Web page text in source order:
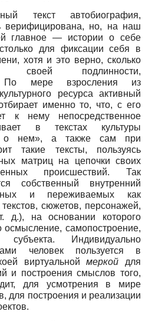
текст автобиография,
верифицирована, но, на наш
главное — истории о себе
для фиксации себя в
хотя и это верно, сколько
своей подлинности,
По мере взросления из
ресурса активный
именно то, что, с его
к нему непосредственное
в текстах культуры
о нем», а также сам при
такие тексты, пользуясь
матриц на цепочки своих
происшествий. Так
собственный внутренний
и переживаемых как
сюжетов, персонажей,
д.), на основании которого
осмысление, самопостроение,
субъекта. Индивидуально
человек пользуется в
виртуальноймеркой для
и построения смыслов того,
для усмотрения в мире
для построения и реализации